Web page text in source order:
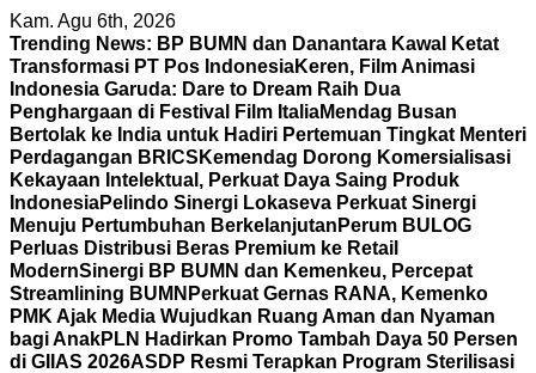
Skip
to
content
Kam. Agu 6th, 2026
Trending News: BP BUMN dan Danantara Kawal Ketat
Transformasi PT Pos IndonesiaKeren, Film Animasi
Indonesia Garuda: Dare to Dream Raih Dua
Penghargaan di Festival Film ItaliaMendag Busan
Bertolak ke India untuk Hadiri Pertemuan Tingkat Menteri
Perdagangan BRICS Kemendag Dorong Komersialisasi
Kekayaan Intelektual, Perkuat Daya Saing Produk
IndonesiaPelindo Sinergi Lokaseva Perkuat Sinergi
Menuju Pertumbuhan Berkelanjutan Perum BULOG
Perluas Distribusi Beras Premium ke Retail
ModernSinergi BP BUMN dan Kemenkeu, Percepat
Streamlining BUMN Perkuat Gernas RANA, Kemenko
PMK Ajak Media Wujudkan Ruang Aman dan Nyaman
bagi AnakPLN Hadirkan Promo Tambah Daya 50 Persen
di GIIAS 2026ASDP Resmi Terapkan Program Sterilisasi